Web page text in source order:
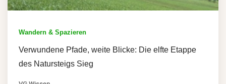
Wandern & Spazieren
Verwundene Pfade, weite Blicke: Die elfte Etappe
des Natursteigs Sieg